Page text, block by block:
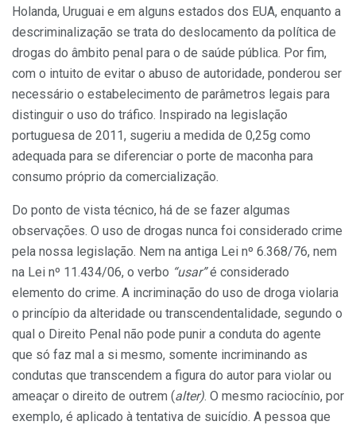
Holanda, Uruguai e em alguns estados dos EUA, enquanto a
descriminalização se trata do deslocamento da política de
drogas do âmbito penal para o de saúde pública. Por fim,
com o intuito de evitar o abuso de autoridade, ponderou ser
necessário o estabelecimento de parâmetros legais para
distinguir o uso do tráfico. Inspirado na legislação
portuguesa de 2011, sugeriu a medida de 0,25g como
adequada para se diferenciar o porte de maconha para
consumo próprio da comercialização.
Do ponto de vista técnico, há de se fazer algumas
observações. O uso de drogas nunca foi considerado crime
pela nossa legislação. Nem na antiga Lei nº 6.368/76, nem
na Lei nº 11.434/06, o verbo “usar”é considerado
elemento do crime. A incriminação do uso de droga violaria
o princípio da alteridade ou transcendentalidade, segundo o
qual o Direito Penal não pode punir a conduta do agente
que só faz mal a si mesmo, somente incriminando as
condutas que transcendem a figura do autor para violar ou
ameaçar o direito de outrem (alter). O mesmo raciocínio, por
exemplo, é aplicado à tentativa de suicídio. A pessoa que